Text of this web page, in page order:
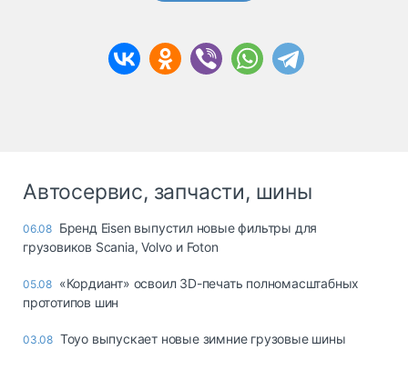
Автосервис, запчасти, шины
06.08 Бренд Eisen выпустил новые фильтры для
грузовиков Scania, Volvo и Foton
05.08 «Кордиант» освоил 3D-печать полномасштабных
прототипов шин
03.08 Toyo выпускает новые зимние грузовые шины